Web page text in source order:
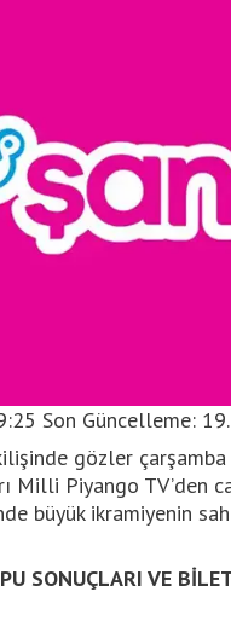
Son Güncelleme:
gözler
Milli Piyango TV’den
büyük ikramiyenin
SONUÇLARI VE